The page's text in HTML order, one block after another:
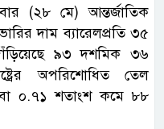
(২৮ মে) আন্তর্জাতিক
দাম ব্যারেলপ্রতি ৩৫
৯৩ দশমিক ৩৬
অপরিশোধিত তেল
বা ০.৭১ শতাংশ কমে ৮৮